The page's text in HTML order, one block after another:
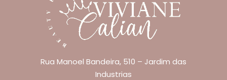
Rua Manoel Bandeira, 510 – Jardim das
Industrias